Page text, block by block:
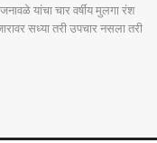
यांचा चार वर्षीय मुलगा रंश
सध्या तरी उपचार नसला तरी